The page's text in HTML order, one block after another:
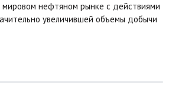
мировом нефтяном рынке с действиями
увеличившей объемы добычи